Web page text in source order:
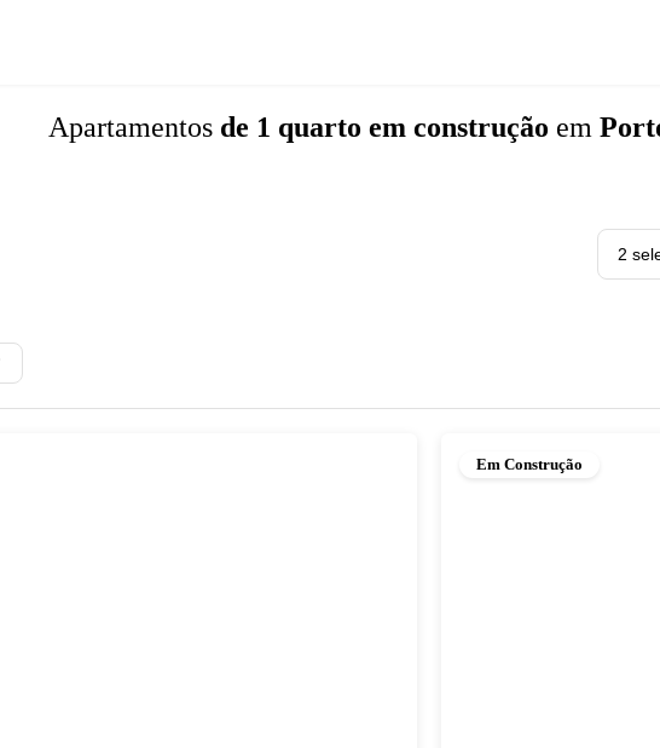
Apartamentos de 1 quarto em construção em
2
Em Construção